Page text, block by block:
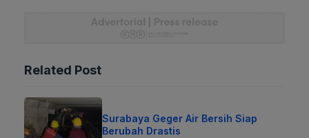
Related Post
Surabaya Geger Air Bersih Siap
Berubah Drastis